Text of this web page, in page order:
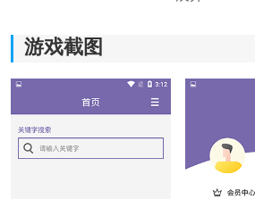
《磁力多手机版app》软件优势：
1.你可以免费获取磁链资源，无需付
源内容，帮助你轻松地访问并下载你
2.拥有海量的资源库，提供优质的
、音乐、书籍还是其他
游戏截图